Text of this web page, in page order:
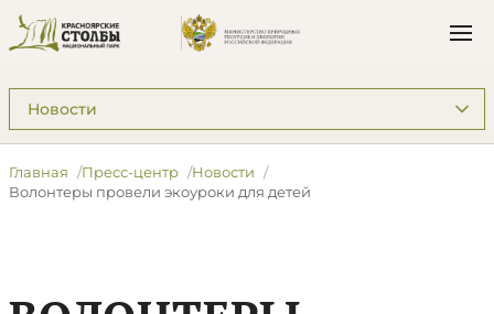
Подразделы: Пресс-центр
Главная Пресс-центр
Новости
Волонтеры провели экоуроки для детей